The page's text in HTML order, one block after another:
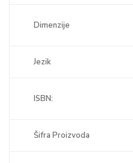
Dimenzije
Jezik
ISBN:
Šifra Proizvoda